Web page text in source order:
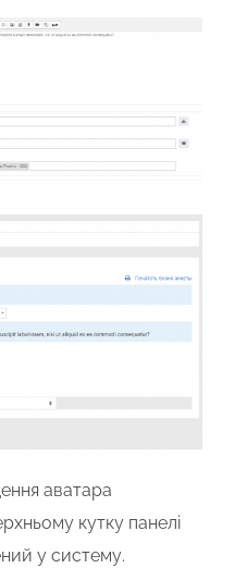
аватара
кутку панелі
у систему.